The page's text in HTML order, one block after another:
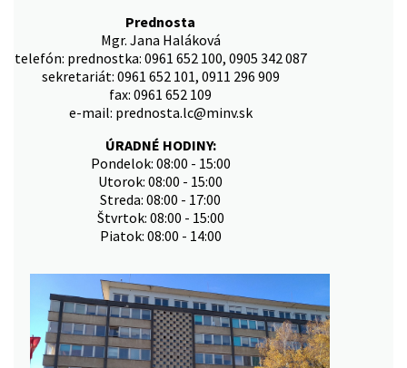
Prednosta
Mgr. Jana Haláková
telefón: prednostka: 0961 652 100, 0905 342 087
sekretariát: 0961 652 101, 0911 296 909
fax: 0961 652 109
e-mail: prednosta.lc@minv.sk
ÚRADNÉ HODINY:
Pondelok: 08:00 - 15:00
Utorok: 08:00 - 15:00
Streda: 08:00 - 17:00
Štvrtok: 08:00 - 15:00
Piatok: 08:00 - 14:00